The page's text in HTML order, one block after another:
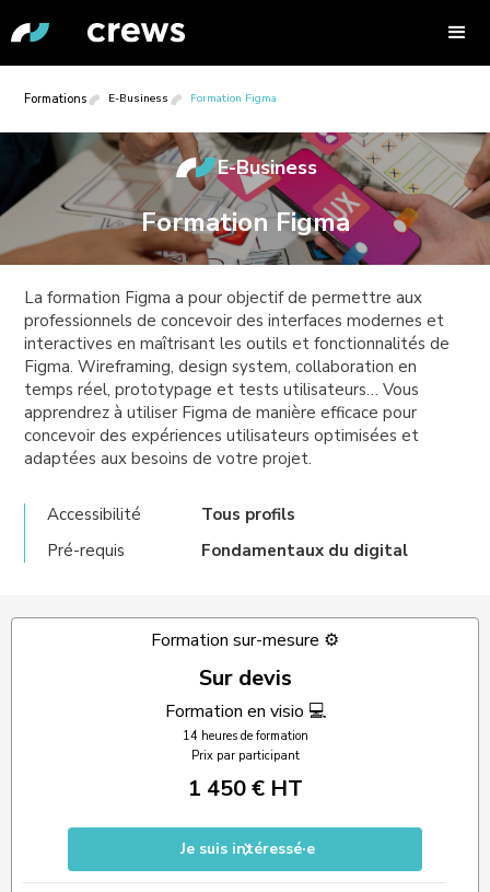
Formations E-Business Formation Figma
E-Business
Formation Figma
La formation Figma a pour objectif de permettre aux
professionnels de concevoir des interfaces modernes et
interactives en maîtrisant les outils et fonctionnalités de
Figma. Wireframing, design system, collaboration en
temps réel, prototypage et tests utilisateurs… Vous
apprendrez à utiliser Figma de manière efficace pour
concevoir des expériences utilisateurs optimisées et
adaptées aux besoins de votre projet.
Accessibilité
Tous profils
Pré-requis
Fondamentaux du digital
Formation sur-mesure ⚙️
Sur devis
Formation en visio 💻
14 heures de formation
Prix par participant
1 450 € HT
Je suis intéressé·e